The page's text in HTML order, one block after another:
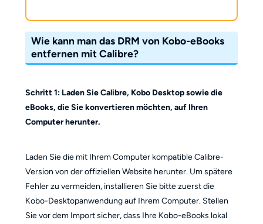
Wie kann man das DRM von Kobo-eBooks
entfernen mit Calibre?
Schritt 1: Laden Sie Calibre, Kobo Desktop sowie die
eBooks, die Sie konvertieren möchten, auf Ihren
Computer herunter.
Laden Sie die mit Ihrem Computer kompatible Calibre-
Version von der offiziellen Website herunter. Um spätere
Fehler zu vermeiden, installieren Sie bitte zuerst die
Kobo-Desktopanwendung auf Ihrem Computer. Stellen
Sie vor dem Import sicher, dass Ihre Kobo-eBooks lokal